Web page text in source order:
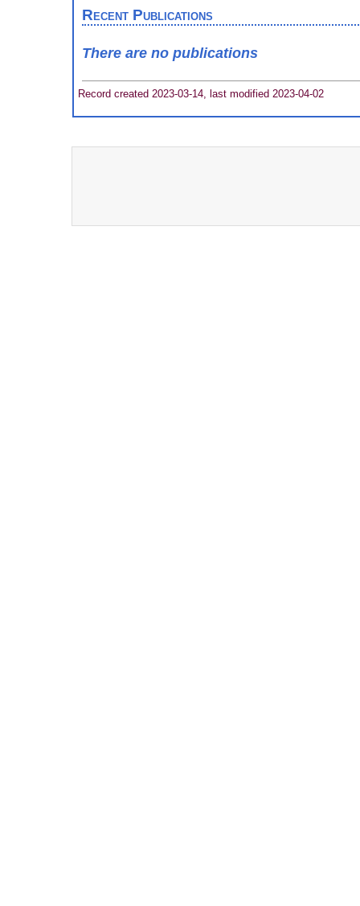
Recent Publications
There are no publications
Record created 2023-03-14, last modified 2023-04-02